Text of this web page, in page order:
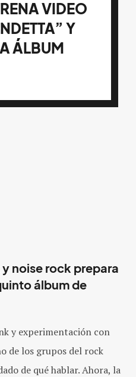
VIDEO
Y
ÁLBUM
noise rock prepara
álbum de
y experimentación con
de los grupos del rock
de qué hablar. Ahora, la